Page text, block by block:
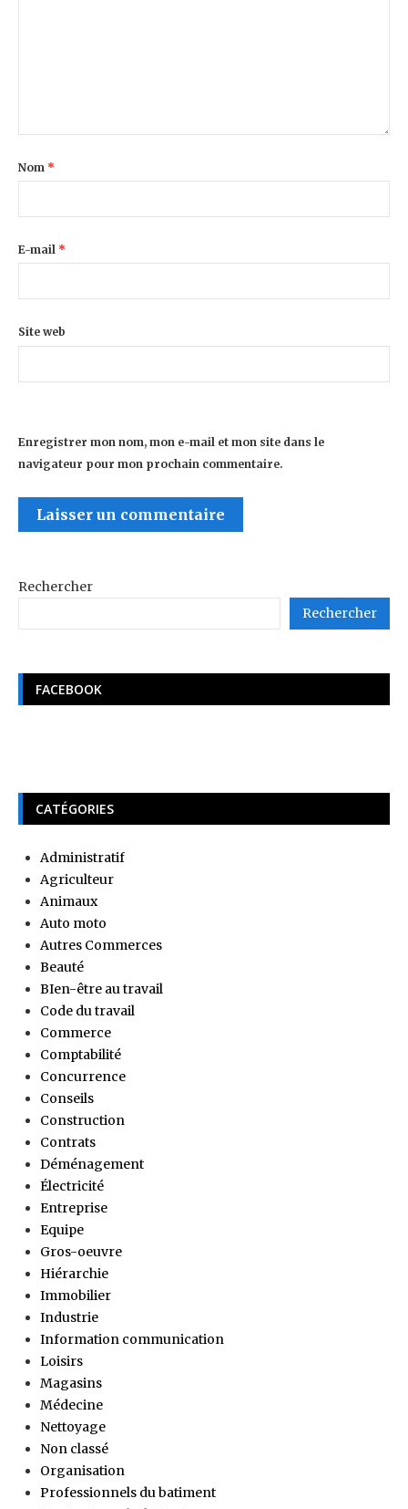
Nom *
E-mail *
Site web
Enregistrer mon nom, mon e-mail et mon site dans le
navigateur pour mon prochain commentaire.
Rechercher
Rechercher
FACEBOOK
CATÉGORIES
Administratif
Agriculteur
Animaux
Auto moto
Autres Commerces
Beauté
BIen-être au travail
Code du travail
Commerce
Comptabilité
Concurrence
Conseils
Construction
Contrats
Déménagement
Électricité
Entreprise
Equipe
Gros-oeuvre
Hiérarchie
Immobilier
Industrie
Information communication
Loisirs
Magasins
Médecine
Nettoyage
Non classé
Organisation
Professionnels du batiment